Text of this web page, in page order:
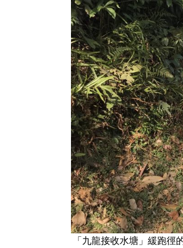
「九龍接收水塘」緩跑徑